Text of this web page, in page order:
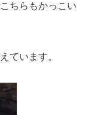
ちらもかっこい
ています。